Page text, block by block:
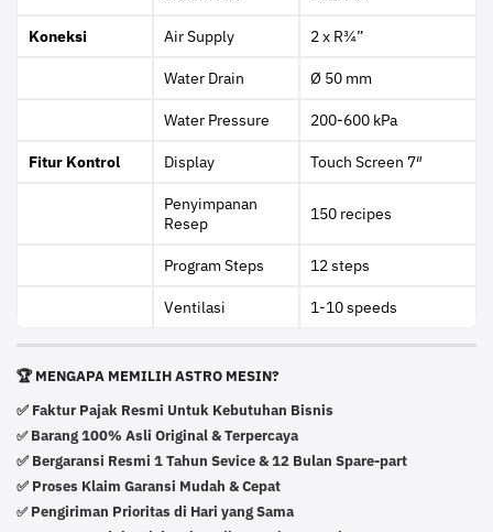
Koneksi Air Supply 2 x R¾”
Water Drain Ø 50 mm
Water Pressure 200-600 kPa
Fitur Kontrol Display Touch Screen 7″
Penyimpanan
Resep
150 recipes
Program Steps 12 steps
Ventilasi 1-10 speeds
🏆 MENGAPA MEMILIH ASTRO MESIN?
✅ Faktur Pajak Resmi Untuk Kebutuhan Bisnis
✅ Barang 100% Asli Original & Terpercaya
✅ Bergaransi Resmi 1 Tahun Sevice & 12 Bulan Spare-part
✅ Proses Klaim Garansi Mudah & Cepat
✅ Pengiriman Prioritas di Hari yang Sama